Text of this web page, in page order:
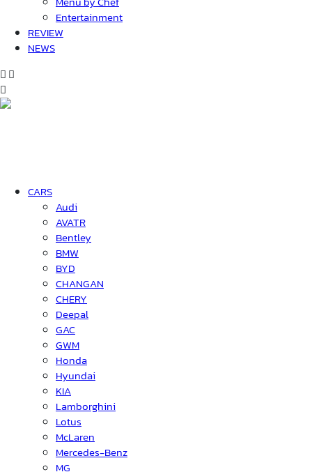
Entertainment
REVIEW
NEWS
CARS
Audi
AVATR
Bentley
BMW
BYD
CHANGAN
CHERY
Deepal
GAC
GWM
Honda
Hyundai
KIA
Lamborghini
Lotus
McLaren
Mercedes-Benz
MG